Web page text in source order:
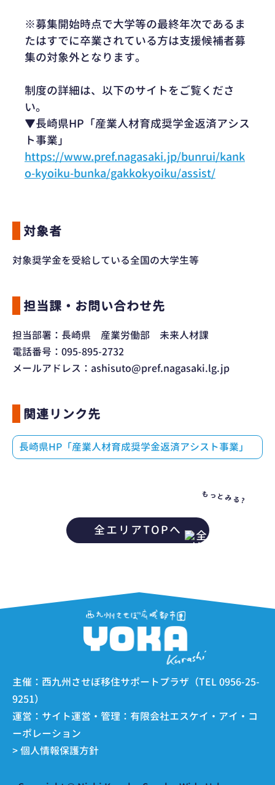
※募集開始時点で大学等の最終年次であるま
たはすでに卒業されている方は支援候補者募
集の対象外となります。
制度の詳細は、以下のサイトをご覧くださ
い。
▼長崎県HP「産業人材育成奨学金返済アシス
ト事業」
https://www.pref.nagasaki.jp/bunrui/kank
o-kyoiku-bunka/gakkokyoiku/assist/
対象者
対象奨学金を受給している全国の大学生等
担当課・お問い合わせ先
担当部署：長崎県 産業労働部 未来人材課
電話番号：095-895-2732
メールアドレス：ashisuto@pref.nagasaki.lg.jp
関連リンク先
長崎県HP「産業人材育成奨学金返済アシスト事業」
全エリアTOPへ
もっとみる?
主催：西九州させぼ移住サポートプラザ（TEL 0956-25-
9251）
運営：サイト運営・管理：有限会社エスケイ・アイ・コ
ーポレーション
> 個人情報保護方針